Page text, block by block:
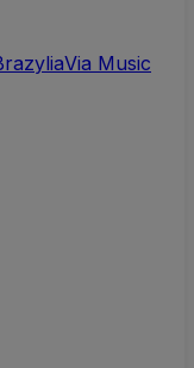
Via Music